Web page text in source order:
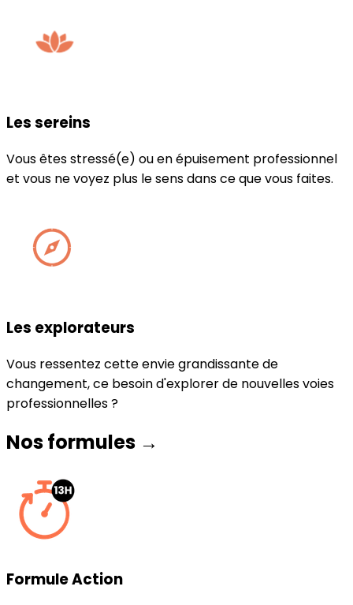
Les sereins
Vous êtes stressé(e) ou en épuisement professionnel
et vous ne voyez plus le sens dans ce que vous faites.
Les explorateurs
Vous ressentez cette envie grandissante de
changement, ce besoin d'explorer de nouvelles voies
professionnelles ?
Nos formules →
Formule Action